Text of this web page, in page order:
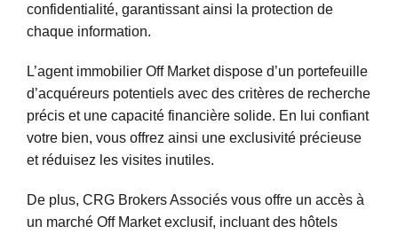
confidentialité, garantissant ainsi la protection de
chaque information.
L’agent immobilier Off Market dispose d’un portefeuille
d’acquéreurs potentiels avec des critères de recherche
précis et une capacité financière solide. En lui confiant
votre bien, vous offrez ainsi une exclusivité précieuse
et réduisez les visites inutiles.
De plus, CRG Brokers Associés vous offre un accès à
un marché Off Market exclusif, incluant des hôtels